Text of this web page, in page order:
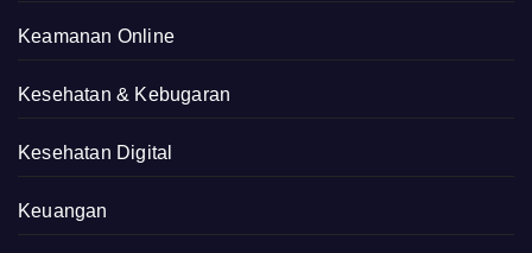
Keamanan Online
Kesehatan & Kebugaran
Kesehatan Digital
Keuangan